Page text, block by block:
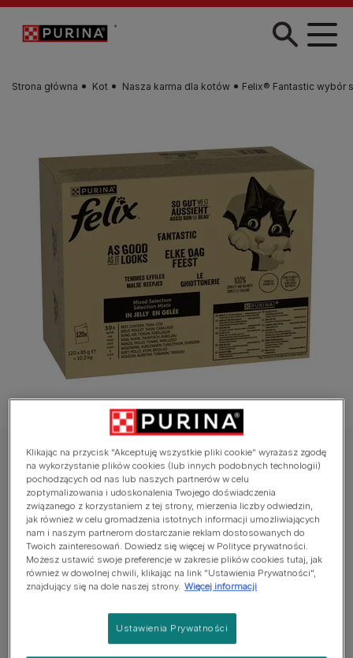
Przejdź do treści
Strona główna Kot Nasza karma dla kotów Felix® Fantastic wybór
Felix®
Felix® Fantastic wybór smaków w galaretce
Jeszcze nie dodano głosów
Dostępne rozmiary: 10,2 kg (120 x 85 g)
30x z wołowiną.
30x z kurczakiem.
30x z tuńczykiem.
Klikając na przycisk “Akceptuję wszystkie pliki cookie” wyrażasz zgodę
na wykorzystanie plików cookies (lub innych podobnych technologii)
pochodzących od nas lub naszych partnerów w celu
zoptymalizowania i udoskonalenia Twojego doświadczenia
związanego z korzystaniem z tej strony, mierzenia liczby odwiedzin,
jak również w celu gromadzenia istotnych informacji umożliwiających
nam i naszym partnerom dostarczanie reklam dostosowanych do
Twoich zainteresowań. Dowiedz się więcej w Polityce prywatności.
Możesz ustawić swoje preferencje w zakresie plików cookies tutaj, jak
również w dowolnej chwili, klikając na link "Ustawienia Prywatności",
znajdujący się na dole naszej strony. Więcej informacji
Ustawienia Prywatności